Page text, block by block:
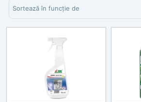
Sortează produsele